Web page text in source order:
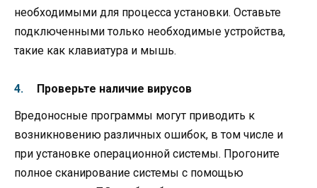
необходимыми для процесса установки. Оставьте
подключенными только необходимые устройства,
такие как клавиатура и мышь.
Проверьте наличие вирусов
Вредоносные программы могут приводить к
возникновению различных ошибок, в том числе и
при установке операционной системы. Прогоните
полное сканирование системы с помощью